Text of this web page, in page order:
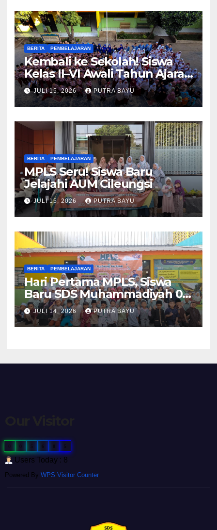
BERITA PEMBELAJARAN
Kembali ke Sekolah! Siswa
Kelas II–VI Awali Tahun Ajaran
Baru
JULI 15, 2026 PUTRA BAYU
BERITA PEMBELAJARAN
MPLS Seru! Siswa Baru
Jelajahi AUM Cileungsi
JULI 15, 2026 PUTRA BAYU
BERITA PEMBELAJARAN
Hari Pertama MPLS, Siswa
Baru SDS Muhammadiyah 03
Cileungsi Antusias Ikuti
Berbagai Kegiatan
Pengenalan Sekolah
JULI 14, 2026 PUTRA BAYU
5 6 8 5
Users Today : 8
Powered By WPS Visitor Counter